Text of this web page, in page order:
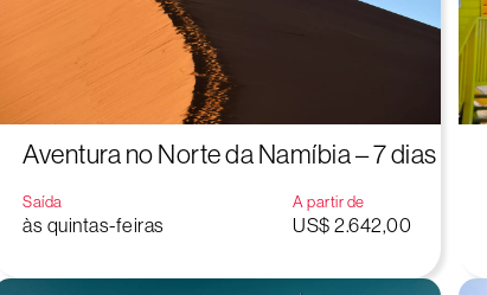
Aventura no Norte da Namíbia – 7 dias
Saída
às quintas-feiras
A partir de
US$ 2.642,00